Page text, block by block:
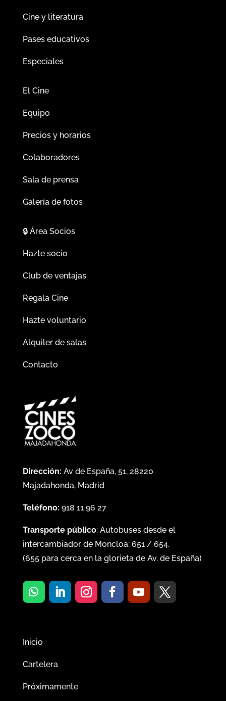
Cine y literatura
Pases educativos
Especiales
El Cine
Equipo
Precios y horarios
Colaboradores
Sala de prensa
Galería de fotos
🔒Área Socios
Hazte socio
Club de ventajas
Regala Cine
Hazte voluntario
Alquiler de salas
Contacto
Dirección: Av de España, 51, 28220
Majadahonda, Madrid
Teléfono: 918 11 96 27
Transporte público: Autobuses desde el
intercambiador de Moncloa: 651/ 654.
(655para cerca en la glorieta de Av. de España)
Inicio
Cartelera
Próximamente